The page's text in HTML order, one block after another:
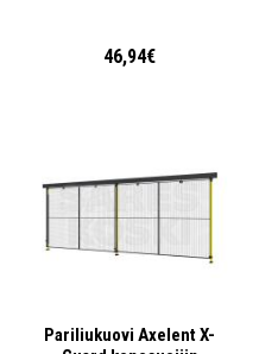
46,94€
Pariliukuovi Axelent X-